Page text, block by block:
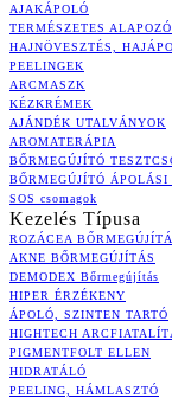
AJAKÁPOLÓ
TERMÉSZETES
HAJNÖVESZTÉS,
PEELINGEK
ARCMASZK
KÉZKRÉMEK
AJÁNDÉK UTALVÁNYOK
AROMATERÁPIA
BŐRMEGÚJÍTÓ
BŐRMEGÚJÍTÓ
SOS csomagok
Kezelés Típusa
ROZÁCEA
AKNE BŐRMEGÚJÍTÁS
DEMODEX Bőrmegújítás
HIPER ÉRZÉKENY
ÁPOLÓ, SZINTEN TARTÓ
HIGHTECH
PIGMENTFOLT ELLEN
HIDRATÁLÓ
PEELING, HÁMLASZTÓ